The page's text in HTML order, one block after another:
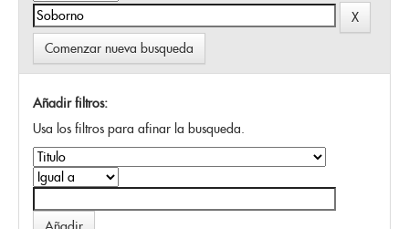
Comenzar nueva busqueda
Añadir filtros:
Usa los filtros para afinar la busqueda.